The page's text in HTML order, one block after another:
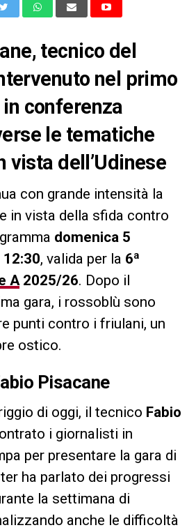
tecnico del
nel primo
conferenza
le tematiche
vista dell’Udinese
con grande intensità la
in vista della sfida contro
domenica 5
, valida per la 6ª
A2025/26. Dopo il
gara, i rossoblù sono
punti contro i friulani, un
ostico.
Pisacane
di oggi, il tecnico Fabio
i giornalisti in
per presentare la gara di
ha parlato dei progressi
la settimana di
anche le difficoltà